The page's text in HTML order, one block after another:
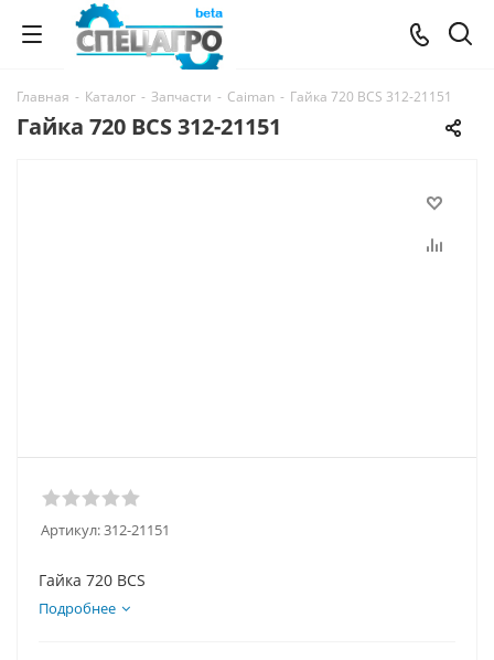
Главная - Каталог - Запчасти - Caiman - Гайка 720 BCS 312-21151
Гайка 720 BCS 312-21151
Артикул:312-21151
Гайка 720 BCS
Подробнее